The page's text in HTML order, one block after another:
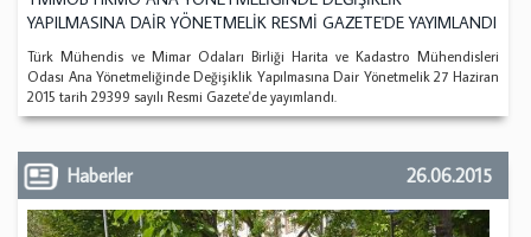
YAPILMASINA DAİR YÖNETMELİK RESMİ GAZETE'DE YAYIMLANDI
Türk Mühendis ve Mimar Odaları Birliği Harita ve Kadastro Mühendisleri
Odası Ana Yönetmeliğinde Değişiklik Yapılmasına Dair Yönetmelik 27 Haziran
2015 tarih 29399 sayılı Resmi Gazete'de yayımlandı.
Haberler 26.06.2015